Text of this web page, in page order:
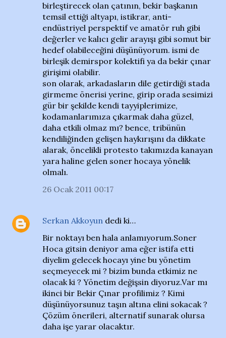
birleştirecek olan çatının, bekir başkanın
temsil ettiği altyapı, istikrar, anti-
endüstriyel perspektif ve amatör ruh gibi
değerler ve kalıcı gelir arayışı gibi somut bir
hedef olabileceğini düşünüyorum. ismi de
birleşik demirspor kolektifi ya da bekir çınar
girişimi olabilir.
son olarak, arkadasların dile getirdiği stada
girmeme önerisi yerine, girip orada sesimizi
gür bir şekilde kendi tayyiplerimize,
kodamanlarımıza çıkarmak daha güzel,
daha etkili olmaz mı? bence, tribünün
kendiliğinden gelişen haykırışını da dikkate
alarak, öncelikli protesto takımızda kanayan
yara haline gelen soner hocaya yönelik
olmalı.
26 Ocak 2011 00:17
Serkan Akkoyun dedi ki…
Bir noktayı ben hala anlamıyorum.Soner
Hoca gitsin deniyor ama eğer istifa etti
diyelim gelecek hocayı yine bu yönetim
seçmeyecek mi ? bizim bunda etkimiz ne
olacak ki ? Yönetim değişsin diyoruz.Var mı
ikinci bir Bekir Çınar profilimiz ? Kimi
düşünüyorsunuz taşın altına elini sokacak ?
Çözüm önerileri, alternatif sunarak olursa
daha işe yarar olacaktır.